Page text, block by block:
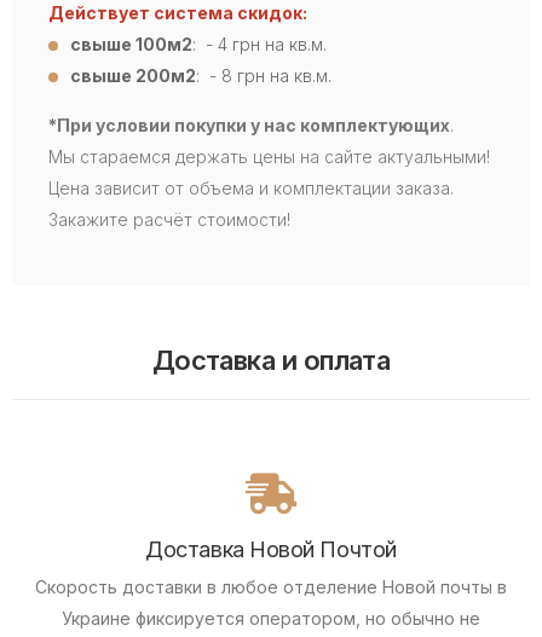
Действует система скидок:
свыше 100м2: - 4 грн на кв.м.
свыше 200м2: - 8 грн на кв.м.
*При условии покупки у нас комплектующих.
Мы стараемся держать цены на сайте актуальными!
Цена зависит от объема и комплектации заказа.
Закажите расчёт стоимости!
Доставка и оплата
Доставка Новой Почтой
Скорость доставки в любое отделение Новой почты в
Украине фиксируется оператором, но обычно не